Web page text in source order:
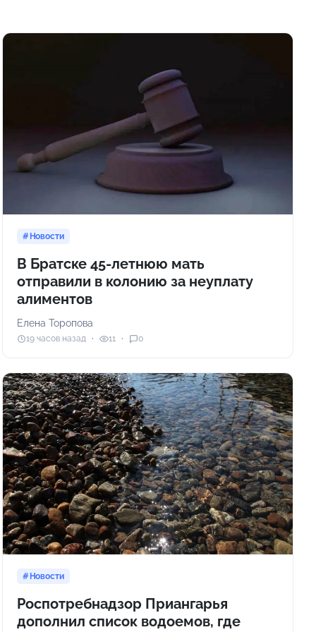
Новости
В Братске 45-летнюю мать
отправили в колонию за неуплату
алиментов
Елена Торопова
19 часов назад 11 0
Новости
Роспотребнадзор Приангарья
дополнил список водоемов, где